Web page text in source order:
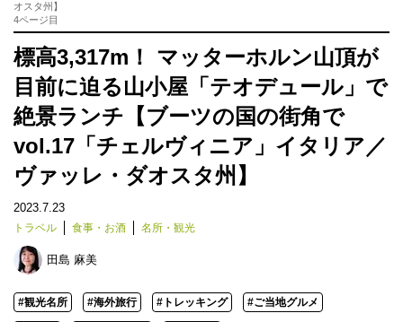
オスタ州】
4ページ目
標高3,317m！ マッターホルン山頂が
目前に迫る山小屋「テオデュール」で
絶景ランチ【ブーツの国の街角で
vol.17「チェルヴィニア」イタリア／
ヴァッレ・ダオスタ州】
2023.7.23
トラベル 食事・お酒 名所・観光
田島 麻美
#観光名所 #海外旅行 #トレッキング #ご当地グルメ